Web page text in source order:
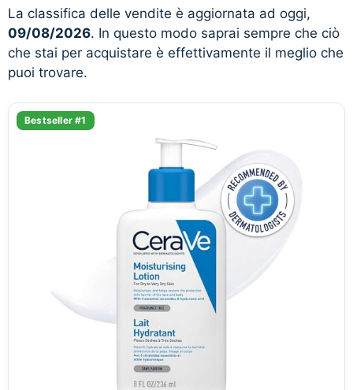
La classifica delle vendite è aggiornata ad oggi,
09/08/2026. In questo modo saprai sempre che ciò
che stai per acquistare è effettivamente il meglio che
puoi trovare.
Bestseller #1